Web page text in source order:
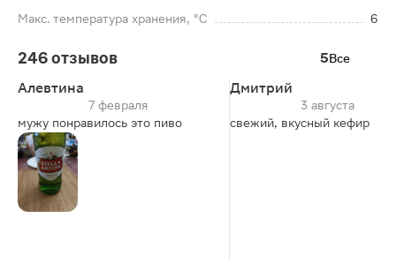
Макс. температура хранения, °C
6
246 отзывов 5Все
Алевтина
7 февраля
мужу понравилось это пиво
Дмитрий
3 августа
свежий, вкусный кефир